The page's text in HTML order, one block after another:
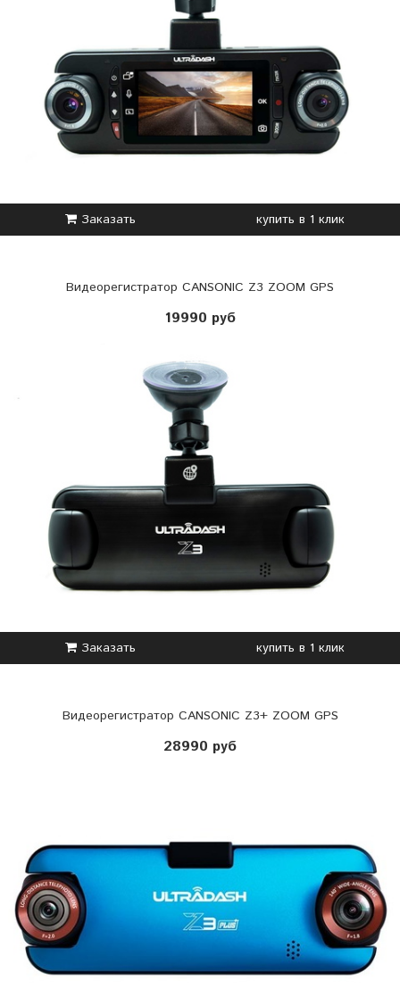
Заказать купить в 1 клик
Видеорегистратор CANSONIC Z3 ZOOM GPS
19990 руб
Заказать купить в 1 клик
Видеорегистратор CANSONIC Z3+ ZOOM GPS
28990 руб